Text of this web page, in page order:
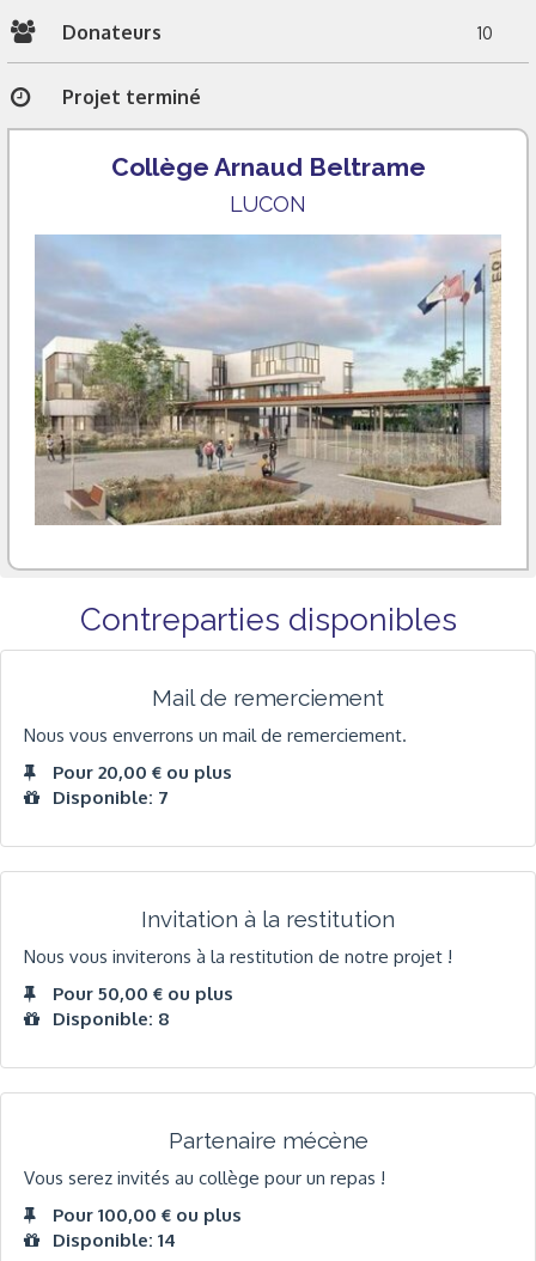
Donateurs 10
Projet terminé
Collège Arnaud Beltrame
LUCON
Contreparties disponibles
Mail de remerciement
Nous vous enverrons un mail de remerciement.
Pour 20,00 € ou plus
Disponible: 7
Invitation à la restitution
Nous vous inviterons à la restitution de notre projet !
Pour 50,00 € ou plus
Disponible: 8
Partenaire mécène
Vous serez invités au collège pour un repas !
Pour 100,00 € ou plus
Disponible: 14